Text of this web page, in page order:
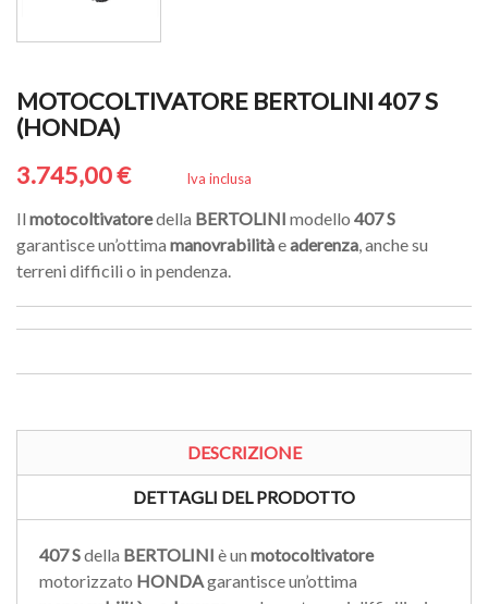
MOTOCOLTIVATORE BERTOLINI 407 S
(HONDA)
3.745,00 €
Iva inclusa
Il motocoltivatoredella BERTOLINI modello 407 S
garantisce un’ottima manovrabilitàeaderenza, anche su
terreni difficili o in pendenza.
DESCRIZIONE
DETTAGLI DEL PRODOTTO
407 Sdella BERTOLINI è un motocoltivatore
motorizzato HONDAgarantisce un’ottima